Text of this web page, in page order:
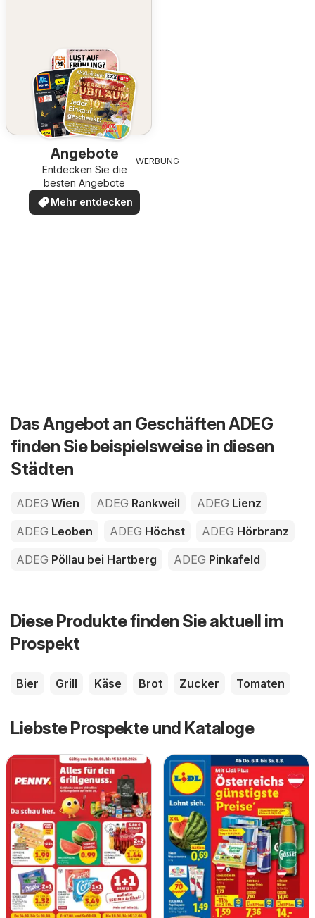
Angebote
Entdecken Sie die
besten Angebote
Mehr entdecken
WERBUNG
Das Angebot an Geschäften ADEG
finden Sie beispielsweise in diesen
Städten
ADEG Wien ADEG Rankweil ADEG Lienz
ADEG Leoben ADEG Höchst ADEG Hörbranz
ADEG Pöllau bei Hartberg ADEG Pinkafeld
Diese Produkte finden Sie aktuell im
Prospekt
Bier Grill Käse Brot Zucker Tomaten
Liebste Prospekte und Kataloge